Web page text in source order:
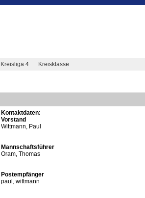
Kreisliga 4 Kreisklasse
Kontaktdaten:
Vorstand
Wittmann, Paul
Mannschaftsführer
Oram, Thomas
Postempfänger
paul, wittmann